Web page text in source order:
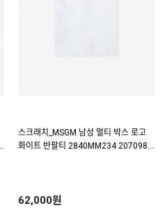
스크래치_MSGM 남성 멀티 박스 로고
화이트 반팔티 2840MM234 207098 0
62,000원